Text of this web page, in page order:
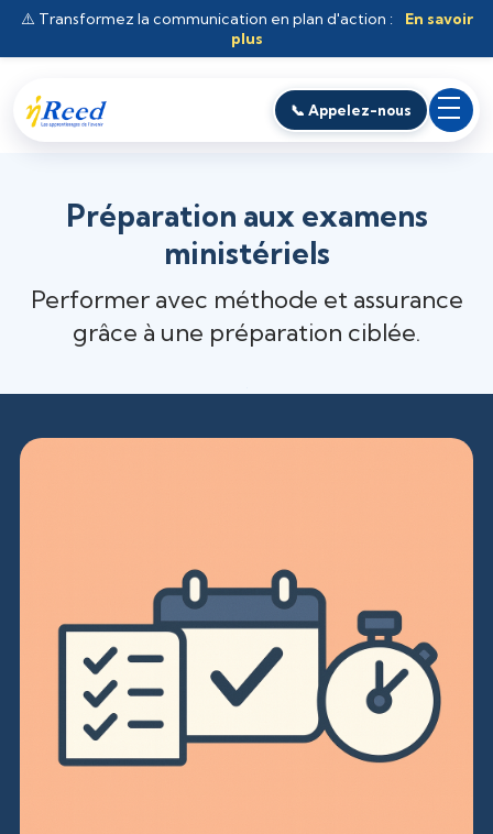
⚠️ Transformez la communication en plan d'action :
En savoir
plus
📞 Appelez-nous
Préparation aux examens
ministériels
Performer avec méthode et assurance
grâce à une préparation ciblée.